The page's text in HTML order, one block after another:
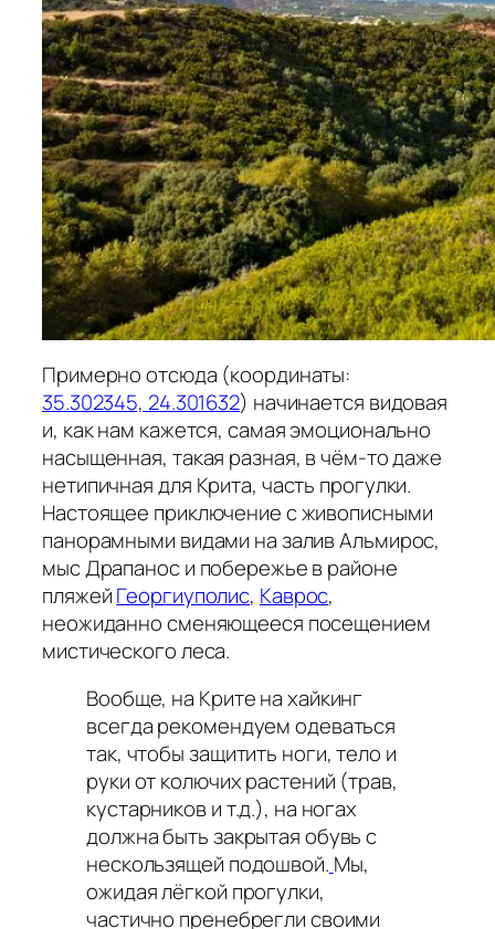
Примерно отсюда (координаты:
35.302345, 24.301632) начинается видовая
и, как нам кажется, самая эмоционально
насыщенная, такая разная, в чём-то даже
нетипичная для Крита, часть прогулки.
Настоящее приключение с живописными
панорамными видами на залив Альмирос,
мыс Драпанос и побережье в районе
пляжейГеоргиуполис, Каврос,
неожиданно сменяющееся посещением
мистического леса.
Вообще, на Крите на хайкинг
всегда рекомендуем одеваться
так, чтобы защитить ноги, тело и
руки от колючих растений (трав,
кустарников и т.д.), на ногах
должна быть закрытая обувь с
нескользящей подошвой. Мы,
ожидая лёгкой прогулки,
частично пренебрегли своими